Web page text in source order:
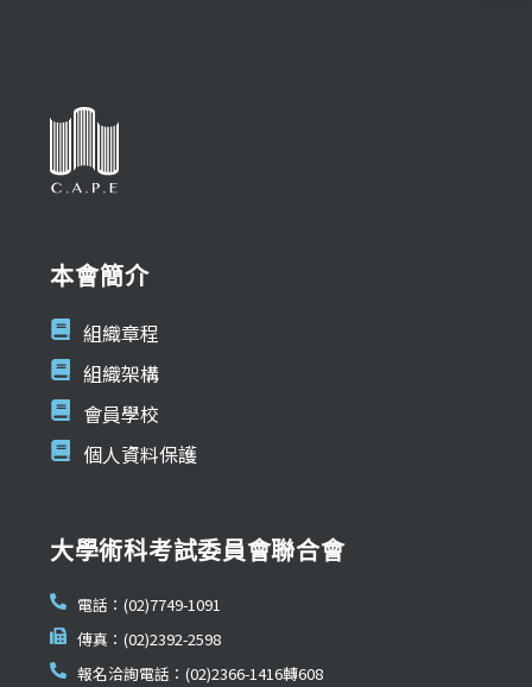
本會簡介
組織章程
組織架構
會員學校
個人資料保護
大學術科考試委員會聯合會
電話：(02)7749-1091
傳真：(02)2392-2598
報名洽詢電話：(02)2366-1416轉608